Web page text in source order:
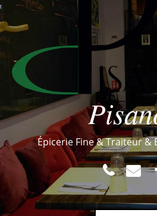
Épicerie Fine & Traiteur &
TEL MAIL